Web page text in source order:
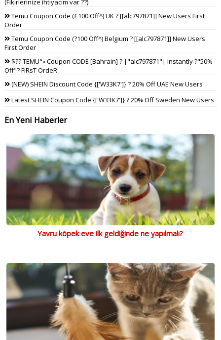
(Fikirlerinize ihtiyacım var ??)
Temu Coupon Code (£100 Off^) UK ? [[alc797871]] New Users First
Order
Temu Coupon Code (?100 Off^) Belgium ? [[alc797871]] New Users
First Order
$?? TEMU°» Coupon CODE [Bahrain] ? |"alc797871"| Instantly ?"50%
Off"? FiRsT OrdeR
(NEW) SHEIN Discount Code {['W33K7']} ? 20% Off UAE New Users
Latest SHEIN Coupon Code {['W33K7']} ? 20% Off Sweden New Users
En Yeni Haberler
Yavru köpek eve ilk geldiğinde ne yapılmalı?